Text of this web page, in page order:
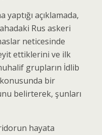
açıklamada,
Rus askeri
neticesinde
ettiklerini ve ilk
grupların İdlib
bir
belirterek, şunları
hayata